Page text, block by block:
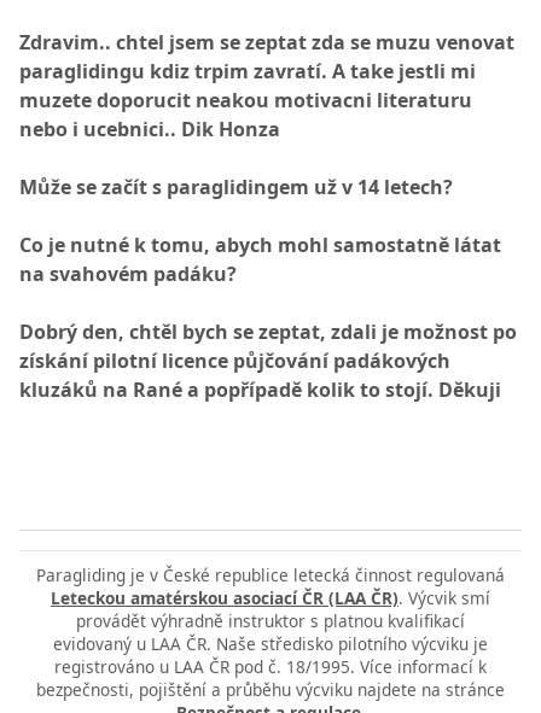
Zdravim.. chtel jsem se zeptat zda se muzu venovat
paraglidingu kdiz trpim zavratí. A take jestli mi
muzete doporucit neakou motivacni literaturu
nebo i ucebnici.. Dik Honza
Může se začít s paraglidingem už v 14 letech?
Co je nutné k tomu, abych mohl samostatně látat
na svahovém padáku?
Dobrý den, chtěl bych se zeptat, zdali je možnost po
získání pilotní licence půjčování padákových
kluzáků na Rané a popřípadě kolik to stojí. Děkuji
Paragliding je v České republice letecká činnost regulovaná
Leteckou amatérskou asociací ČR (LAA ČR). Výcvik smí
provádět výhradně instruktor s platnou kvalifikací
evidovaný u LAA ČR. Naše středisko pilotního výcviku je
registrováno u LAA ČR pod č. 18/1995. Více informací k
bezpečnosti, pojištění a průběhu výcviku najdete na stránce